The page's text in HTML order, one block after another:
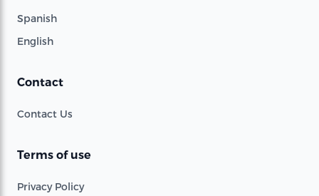
Spanish
English
Contact
Contact Us
Terms of use
Privacy Policy